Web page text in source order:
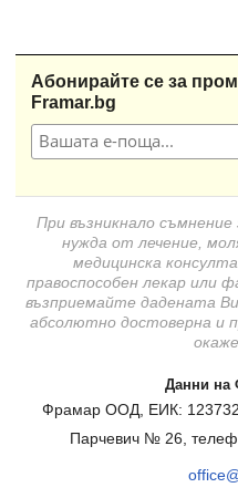
Абонирайте се за
Framar.bg
При възникнало съмнение
нужда от лечение,
медицинска
правоспособен лекар или
възприемайте дадената
абсолютно достоверна и
Данни на
Фрамар ООД, ЕИК:
Парчевич № 26,